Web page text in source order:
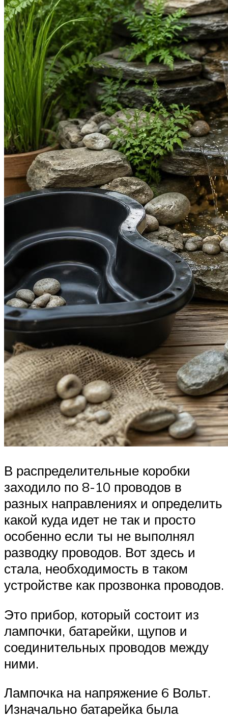
В распределительные коробки
заходило по 8-10 проводов в
разных направлениях и определить
какой куда идет не так и просто
особенно если ты не выполнял
разводку проводов. Вот здесь и
стала, необходимость в таком
устройстве как прозвонка проводов.
Это прибор, который состоит из
лампочки, батарейки, щупов и
соединительных проводов между
ними.
Лампочка на напряжение 6 Вольт.
Изначально батарейка была